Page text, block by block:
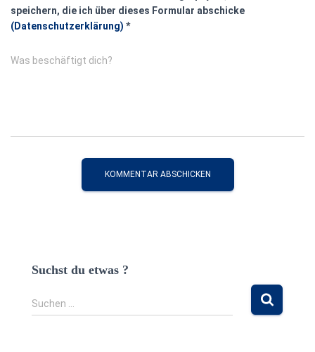
speichern, die ich über dieses Formular abschicke
(Datenschutzerklärung) *
Was beschäftigt dich?
Suchst du etwas ?
S
u
Suchen …